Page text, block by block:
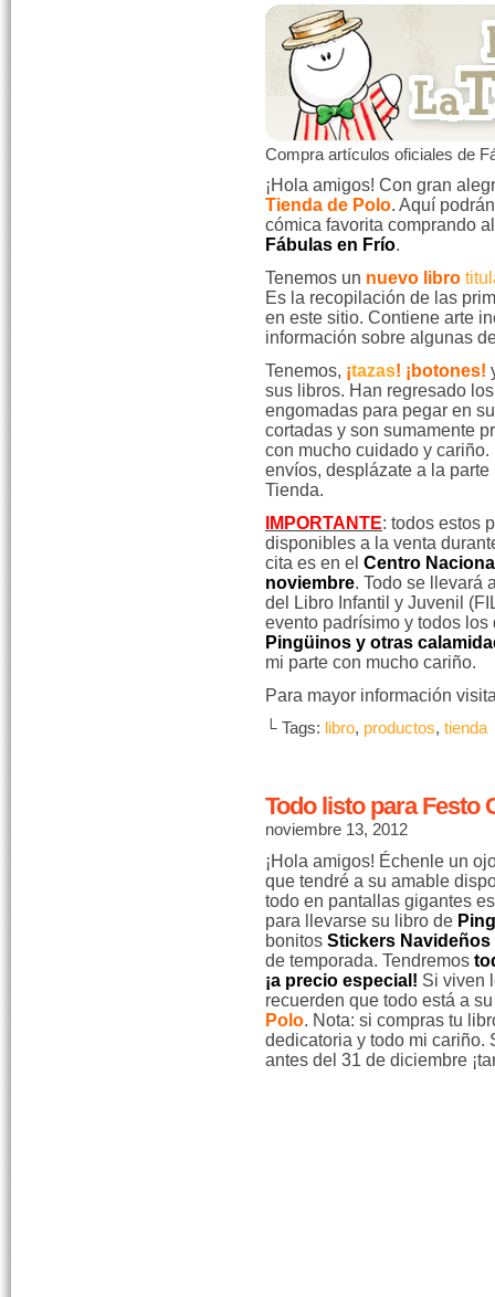
Compra artículos oficiales de
¡Hola amigos! Con gran
Tienda de Polo. Aquí
cómica favorita comprando
Fábulas en Frío.
Tenemos un nuevo libro
Es la recopilación de las
en este sitio. Contiene arte
información sobre algunas
Tenemos, ¡tazas! ¡botones!
sus libros. Han regresado
engomadas para pegar en
cortadas y son sumamente
con mucho cuidado y
envíos, desplázate a la
Tienda.
IMPORTANTE: todos estos
disponibles a la venta
cita es en el Centro
noviembre. Todo se llevará
del Libro Infantil y Juvenil
evento padrísimo y todos
Pingüinos y otras
mi parte con mucho cariño.
Para mayor información
└ Tags: libro, productos, tienda
Todo listo para Festo
noviembre 13, 2012
¡Hola amigos! Échenle un
que tendré a su amable
todo en pantallas gigantes
para llevarse su libro de
bonitos Stickers Navideños
de temporada. Tendremos
¡a precio especial! Si viven
recuerden que todo está a
Polo. Nota: si compras tu
dedicatoria y todo mi cariño.
antes del 31 de diciembre